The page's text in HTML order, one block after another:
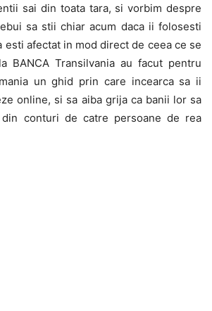
sai din toata tara, si vorbim despre
sa stii chiar acum daca ii folosesti
esti afectat in mod direct de ceea ce se
BANCA Transilvania au facut pentru
un ghid prin care incearca sa ii
online, si sa aiba grija ca banii lor sa
conturi de catre persoane de rea